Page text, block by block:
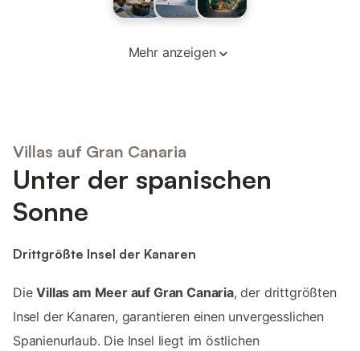
Mehr anzeigen
Villas auf Gran Canaria
Unter der spanischen
Sonne
Drittgrößte Insel der Kanaren
DieVillas am Meer auf Gran Canaria, der drittgrößten
Insel der Kanaren, garantieren einen unvergesslichen
Spanienurlaub. Die Insel liegt im östlichen